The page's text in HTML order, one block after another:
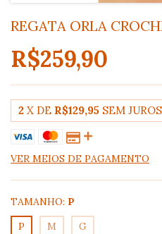
REGATA ORLA
R$259,90
2 X DE R$129,95 SEM JUROS
VER MEIOS DE PAGAMENTO
TAMANHO: P
P
M G